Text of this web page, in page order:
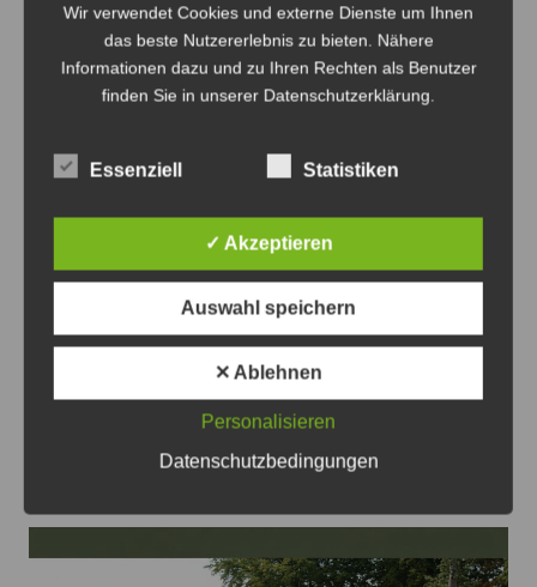
Beitragsnavigation
Wir verwendet Cookies und externe Dienste um Ihnen
das beste Nutzererlebnis zu bieten. Nähere
Informationen dazu und zu Ihren Rechten als Benutzer
finden Sie in unserer Datenschutzerklärung.
Essenziell Statistiken
✓ Akzeptieren
Auswahl speichern
✕ Ablehnen
Personalisieren
Datenschutzbedingungen